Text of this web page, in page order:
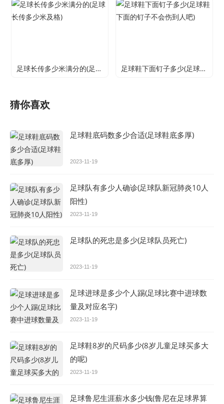
足球长传多少米满分的(足球长传多少米及格) 足球鞋下面钉子多少(足球鞋下面的钉子不会伤到人吧)
猜你喜欢
足球鞋底码数多少合适(足球鞋底多厚)
2023-11-19
足球队有多少人确诊(足球队新冠肺炎10人
阳性)
2023-11-19
足球队的死忠是多少(足球队员死亡)
2023-11-19
足球进球是多少个人踢(足球比赛中进球数
量及对应名字)
2023-11-19
足球鞋8岁的尺码多少(8岁儿童足球买多大
的呢)
2023-11-19
足球鲁尼生涯薪水多少钱(鲁尼在足球界算